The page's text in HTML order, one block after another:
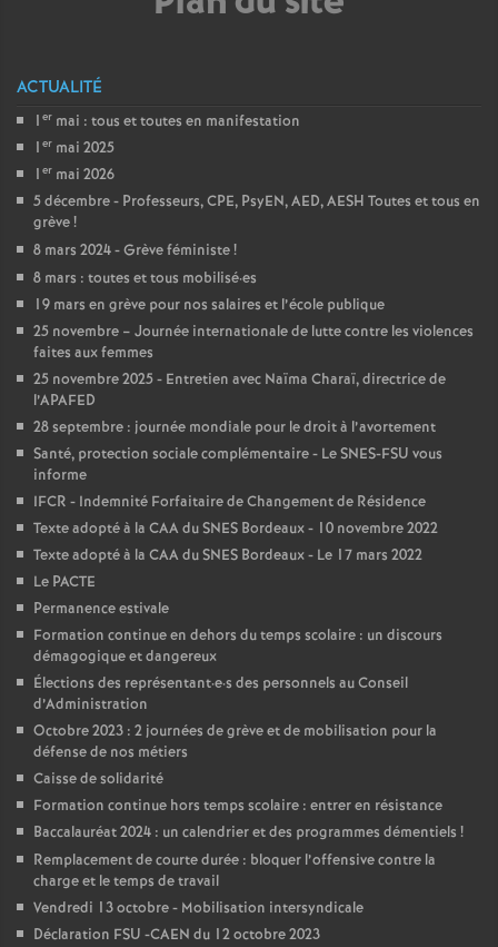
l
e
s
E
n
s
e
i
g
n
e
m
e
n
ACTUALITÉ
1 er mai : tous et toutes en manifestation
1 er mai 2025
1 er mai 2026
5 décembre - Professeurs, CPE, PsyEN, AED, AESH Toutes et tous en
grève!
8 mars 2024 - Grève féministe!
8 mars : toutes et tous mobilisé·es
19 mars en grève pour nos salaires et l’école publique
25 novembre – Journée internationale de lutte contre les violences
faites aux femmes
25 novembre 2025 - Entretien avec Naïma Charaï, directrice de
l’APAFED
28 septembre : journée mondiale pour le droit à l’avortement
Santé, protection sociale complémentaire - Le SNES-FSU vous
informe
IFCR - Indemnité Forfaitaire de Changement de Résidence
Texte adopté à la CAA du SNES Bordeaux - 10 novembre 2022
Texte adopté à la CAA du SNES Bordeaux - Le 17 mars 2022
Le PACTE
Permanence estivale
Formation continue en dehors du temps scolaire : un discours
démagogique et dangereux
Élections des représentant·e·s des personnels au Conseil
d’Administration
Octobre 2023 : 2 journées de grève et de mobilisation pour la
défense de nos métiers
Caisse de solidarité
Formation continue hors temps scolaire : entrer en résistance
Baccalauréat 2024 : un calendrier et des programmes démentiels !
Remplacement de courte durée : bloquer l’offensive contre la
charge et le temps de travail
Vendredi 13 octobre - Mobilisation intersyndicale
Déclaration FSU -CAEN du 12 octobre 2023